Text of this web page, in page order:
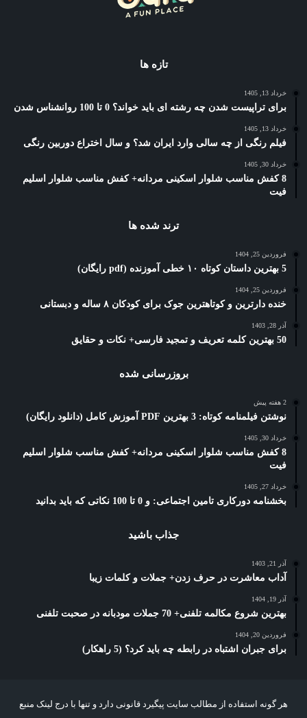
تازه ها
خرداد 13, 1405
برای تراپیست شدن چه رشته ای باید خواند؟ 0 تا 100 روانشناس شدن
خرداد 13, 1405
فیلم رنگی از چه سالی وارد ایران شد؟ و سال اختراع دوربین رنگی
خرداد 30, 1405
8 کفش مناسب شلوار اسکینی مردانه+ کفش مناسب شلوار اسلیم
فیت
ترند شده ها
فروردین 25, 1404
5 بهترین داستان کوتاه ۱۰ خطی آموزنده (pdf رایگان)
فروردین 25, 1404
خنده دارترین و کوتاهترین جوک برای کودکان ۸ ساله و دبستانی
آذر 28, 1403
50 بهترین کلمه تعریف و تمجید فارسی+ نکات و حقایق
بروزرسانی شده
2 هفته پیش
نوشتن فیلمنامه کوتاه: 3 بهترین PDF آموزش کامل (دانلود رایگان)
خرداد 30, 1405
8 کفش مناسب شلوار اسکینی مردانه+ کفش مناسب شلوار اسلیم
فیت
خرداد 27, 1405
بخشنامه دورکاری تامین اجتماعی: و 0 تا 100 نکاتی که باید بدانید
جذاب باشید
آذر 21, 1403
آداب معاشرت در حرف زدن+ جملات و کلمات زیبا
آذر 19, 1404
بهترین شروع مکالمه تلفنی+ 70 جملات مودبانه در صحبت تلفنی
فروردین 20, 1404
برای جبران اشتباه در رابطه چه باید کرد؟ (5 راهکار)
هر گونه استفاده از مطالب سایت پیگیرد قانونی دارد و تنها با درج لینک منبع